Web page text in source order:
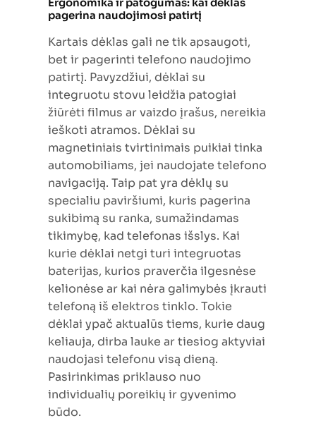
pagerina naudojimosi patirtį
Kartais dėklas gali ne tik apsaugoti,
bet ir pagerinti telefono naudojimo
patirtį. Pavyzdžiui, dėklai su
integruotu stovu leidžia patogiai
žiūrėti filmus ar vaizdo įrašus, nereikia
ieškoti atramos. Dėklai su
magnetiniais tvirtinimais puikiai tinka
automobiliams, jei naudojate telefono
navigaciją. Taip pat yra dėklų su
specialiu paviršiumi, kuris pagerina
sukibimą su ranka, sumažindamas
tikimybę, kad telefonas išslys. Kai
kurie dėklai netgi turi integruotas
baterijas, kurios praverčia ilgesnėse
kelionėse ar kai nėra galimybės įkrauti
telefoną iš elektros tinklo. Tokie
dėklai ypač aktualūs tiems, kurie daug
keliauja, dirba lauke ar tiesiog aktyviai
naudojasi telefonu visą dieną.
Pasirinkimas priklauso nuo
individualių poreikių ir gyvenimo
būdo.